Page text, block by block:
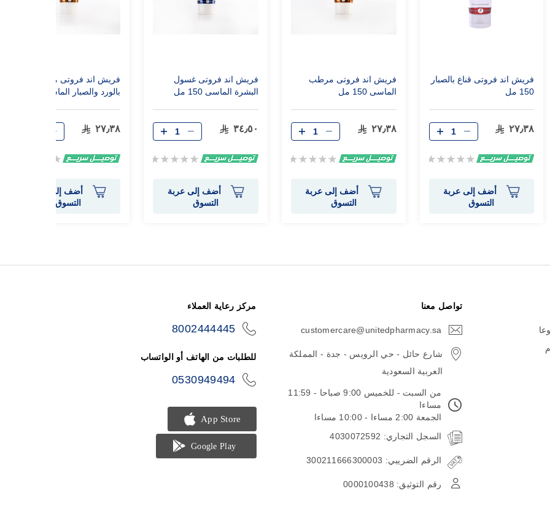
فريش اند فروتى قناع بالصبار
150 مل
٢٧٫٣٨
Rating:
أضف إلى عربة
التسوق
فريش اند فروتى مرطب
الماسى 150 مل
٢٧٫٣٨
Rating:
أضف إلى عربة
التسوق
فريش اند فروتى غسول
البشرة الماسى 150 مل
٣٤٫٥٠
Rating:
أضف إلى عربة
التسوق
فريش اند فروتى مرطب
٢٧٫٣٨
Rating:
أضف إلى عربة
التسوق
تواصل معنا
customercare@unitedpharmacy.sa
شارع حائل - حي الرويس - جدة - المملكة
العربية السعودية
من السبت - للخميس 9:00 صباحا - 11:59
مساءا
الجمعة 2:00 مساءا - 10:00 مساءا
السجل التجاري: 4030072592
الرقم الضريبي: 300211666300003
رقم التوثيق: 0000100438
مركز رعاية العملاء
8002444445
للطلبات من الهاتف أو الواتساب
0530949494